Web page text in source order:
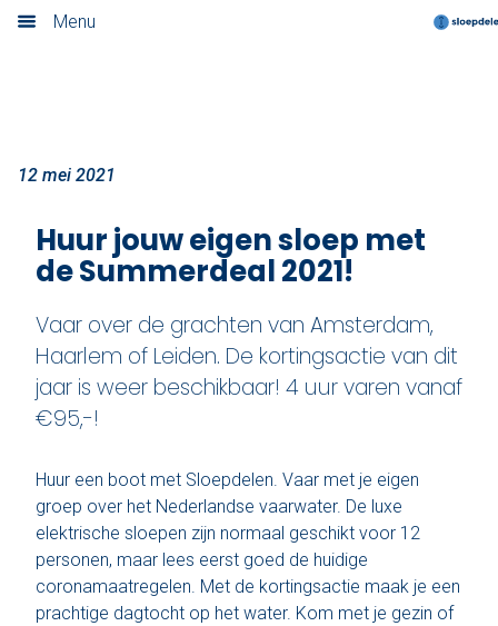
Menu
Boek nu
Locaties
Amsterdam
Utrecht
Rotterdam
Leiden
Den Haag
Loosdrecht
Korting Sloepdelen 2021
12 mei 2021
Huur jouw eigen sloep met
de Summerdeal 2021!
Vaar over de grachten van Amsterdam,
Haarlem of Leiden. De kortingsactie van dit
jaar is weer beschikbaar! 4 uur varen vanaf
€95,-!
Huur een boot met Sloepdelen. Vaar met je eigen
groep over het Nederlandse vaarwater. De luxe
elektrische sloepen zijn normaal geschikt voor 12
personen, maar lees eerst goed de huidige
coronamaatregelen. Met de kortingsactie maak je een
prachtige dagtocht op het water. Kom met je gezin of